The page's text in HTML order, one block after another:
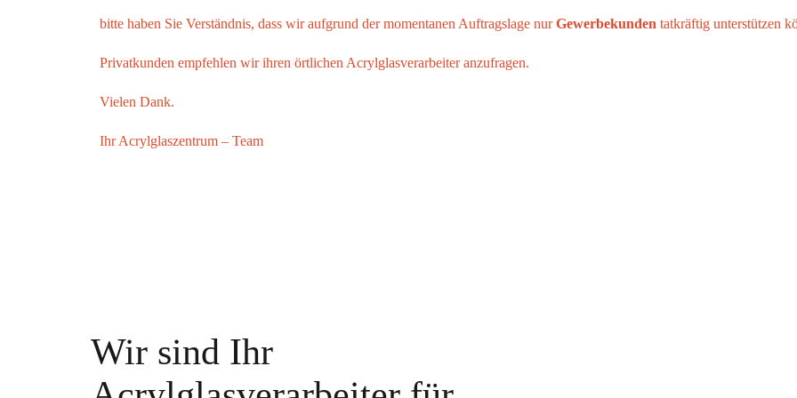
bitte haben Sie Verständnis, dass wir aufgrund der momentanen Auftragslage nurGewerbekunden tatkräftig unterstützen
Privatkunden empfehlen wir ihren örtlichen Acrylglasverarbeiter anzufragen.
Vielen Dank.
IhrAcrylglaszentrum – Team
Wir sind Ihr